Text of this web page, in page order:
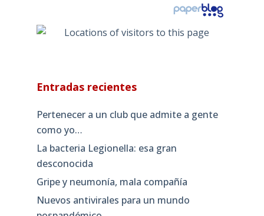
Entradas recientes
Pertenecer a un club que admite a gente
como yo…
La bacteria Legionella: esa gran
desconocida
Gripe y neumonía, mala compañía
Nuevos antivirales para un mundo